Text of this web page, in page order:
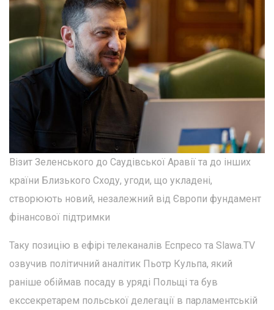
Візит Зеленського до Саудівської Аравії та до інших
країни Близького Сходу, угоди, що укладені,
створюють новий, незалежний від Європи фундамент
фінансової підтримки
Таку позицію в ефірі телеканалів Еспресо та Slawa.TV
озвучив політичний аналітик Пьотр Кульпа, який
раніше обіймав посаду в уряді Польщі та був
екссекретарем польської делегації в парламентській